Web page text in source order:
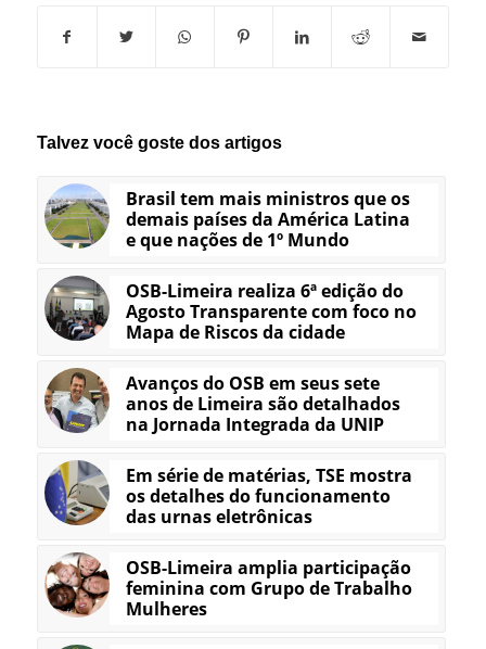
Talvez você goste dos artigos
Brasil tem mais ministros que os
demais países da América Latina
e que nações de 1º Mundo
OSB-Limeira realiza 6ª edição do
Agosto Transparente com foco no
Mapa de Riscos da cidade
Avanços do OSB em seus sete
anos de Limeira são detalhados
na Jornada Integrada da UNIP
Em série de matérias, TSE mostra
os detalhes do funcionamento
das urnas eletrônicas
OSB-Limeira amplia participação
feminina com Grupo de Trabalho
Mulheres